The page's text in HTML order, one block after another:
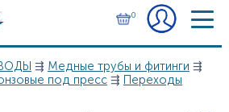
0
⇶ Медные трубы и фитинги ⇶
под пресс⇶ Переходы